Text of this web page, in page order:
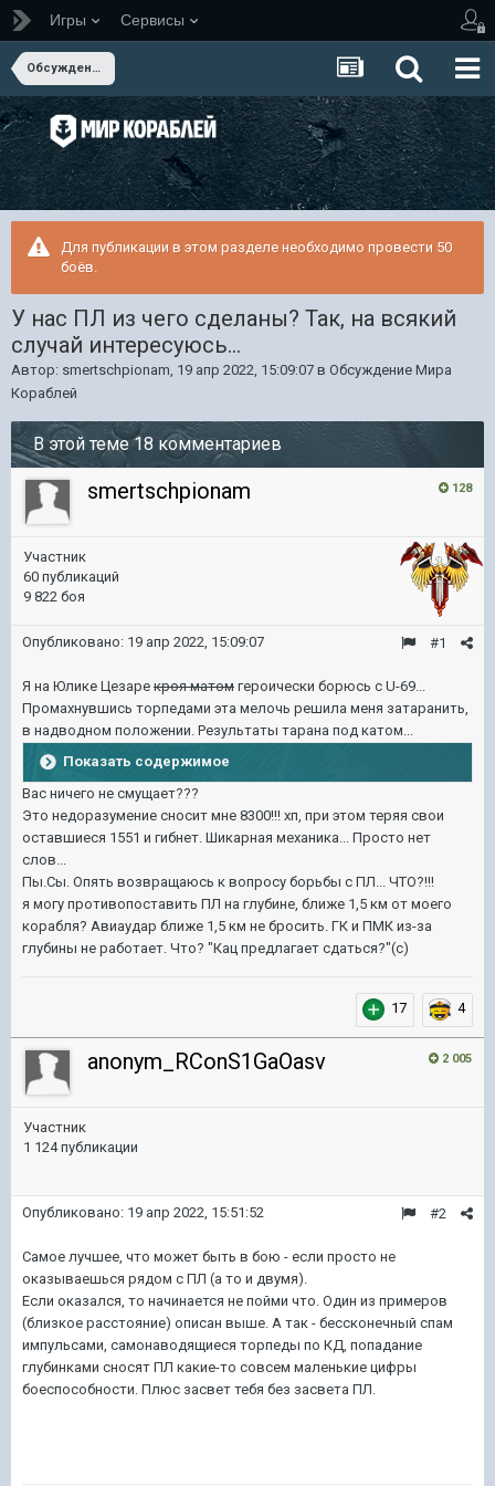
Игры Сервисы
Обсуждение Мира Кораблей
Для публикации в этом разделе необходимо провести 50
боёв.
У нас ПЛ из чего сделаны? Так, на всякий
случай интересуюсь...
Автор: smertschpionam, 19 апр 2022, 15:09:07 в Обсуждение Мира
Кораблей
В этой теме 18 комментариев
128
smertschpionam
Участник
60 публикаций
9 822 боя
#1
Опубликовано: 19 апр 2022, 15:09:07
Я на Юлике Цезаре кроя матом героически борюсь с U-69...
Промахнувшись торпедами эта мелочь решила меня затаранить,
в надводном положении. Результаты тарана под катом...
Показать содержимое
Вас ничего не смущает???
Это недоразумение сносит мне 8300!!! хп, при этом теряя свои
оставшиеся 1551 и гибнет. Шикарная механика... Просто нет
слов...
Пы.Сы. Опять возвращаюсь к вопросу борьбы с ПЛ... ЧТО?!!!
я могу противопоставить ПЛ на глубине, ближе 1,5 км от моего
корабля? Авиаудар ближе 1,5 км не бросить. ГК и ПМК из-за
глубины не работает. Что? "Кац предлагает сдаться?"(с)
17 4
2 005
anonym_RConS1GaOasv
Участник
1 124 публикации
#2
Опубликовано: 19 апр 2022, 15:51:52
Самое лучшее, что может быть в бою - если просто не
оказываешься рядом с ПЛ (а то и двумя).
Если оказался, то начинается не пойми что. Один из примеров
(близкое расстояние) описан выше. А так - бессконечный спам
импульсами, самонаводящиеся торпеды по КД, попадание
глубинками сносят ПЛ какие-то совсем маленькие цифры
боеспособности. Плюс засвет тебя без засвета ПЛ.